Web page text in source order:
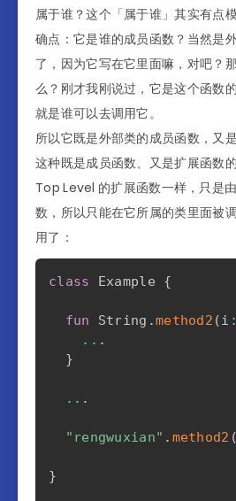
属于谁？这个「属于谁」其实有点
确点：它是谁的成员函数？当然是
了，因为它写在它里面嘛，对吧？
么？刚才我刚说过，它是这个函数
就是谁可以去调用它。
所以它既是外部类的成员函数，又
这种既是成员函数、又是扩展函数
Top Level 的扩展函数一样，只是
数，所以只能在它所属的类里面被
用了：
class Example {
fun String .method2 (i :
.. .
}
.. .
"rengwuxian" . method2 (
}